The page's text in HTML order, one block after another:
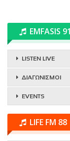
EMFASIS
LISTEN LIVE
ΔΙΑΓΩΝΙΣΜΟΙ
EVENTS
LIFE FM 88